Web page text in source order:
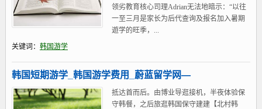
领劣教育核心司理Adrian无法地暗示：“以往
一至三月是家长为后代查询及报名加入暑期
遊学的旺季，...
关键词： 韩国游学
韩国短期游学_韩国游学费用_蔚蓝留学网—
抵达首而后。由博业导逛接机，半夜体验保
守韩餐，之后旅逛韩国保守建建【北村韩